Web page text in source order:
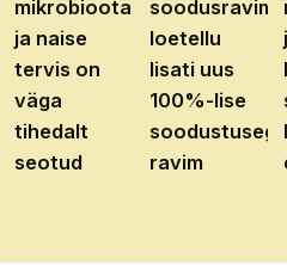
mikrobioota
ja naise
tervis on
väga
tihedalt
seotud
loetellu
lisati uus
100%-lise
soodustusega
ravim